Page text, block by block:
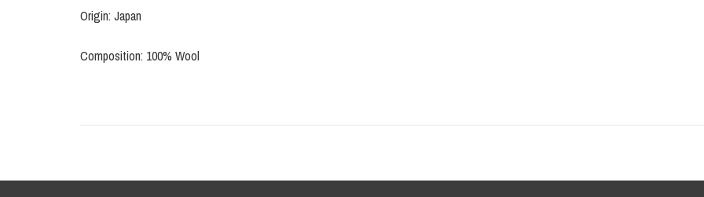
Origin: Japan
Composition: 100% Wool